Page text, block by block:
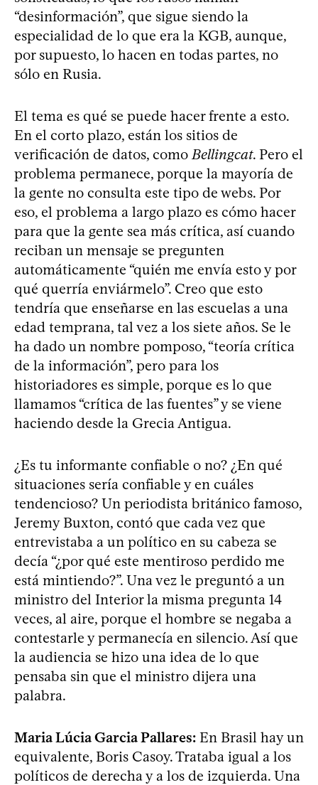
“desinformación”, que sigue siendo la
especialidad de lo que era la KGB, aunque,
por supuesto, lo hacen en todas partes, no
sólo en Rusia.
El tema es qué se puede hacer frente a esto.
En el corto plazo, están los sitios de
verificación de datos, como Bellingcat. Pero el
problema permanece, porque la mayoría de
la gente no consulta este tipo de webs. Por
eso, el problema a largo plazo es cómo hacer
para que la gente sea más crítica, así cuando
reciban un mensaje se pregunten
automáticamente “quién me envía esto y por
qué querría enviármelo”. Creo que esto
tendría que enseñarse en las escuelas a una
edad temprana, tal vez a los siete años. Se le
ha dado un nombre pomposo, “teoría crítica
de la información”, pero para los
historiadores es simple, porque es lo que
llamamos “crítica de las fuentes” y se viene
haciendo desde la Grecia Antigua.
¿Es tu informante confiable o no? ¿En qué
situaciones sería confiable y en cuáles
tendencioso? Un periodista británico famoso,
Jeremy Buxton, contó que cada vez que
entrevistaba a un político en su cabeza se
decía “¿por qué este mentiroso perdido me
está mintiendo?”. Una vez le preguntó a un
ministro del Interior la misma pregunta 14
veces, al aire, porque el hombre se negaba a
contestarle y permanecía en silencio. Así que
la audiencia se hizo una idea de lo que
pensaba sin que el ministro dijera una
palabra.
Maria Lúcia Garcia Pallares: En Brasil hay un
equivalente, Boris Casoy. Trataba igual a los
políticos de derecha y a los de izquierda. Una